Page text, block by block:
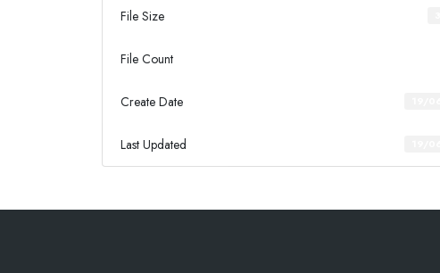
File Size
File Count
Create Date
Last Updated